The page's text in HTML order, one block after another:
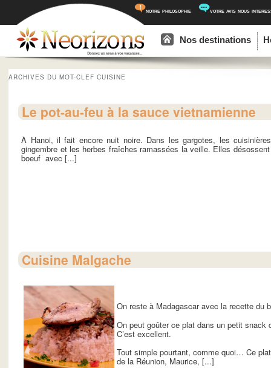
notre philosophie votre avis nous
Aller au contenu principal
Aller au contenu secondaire
Nos destinations
ARCHIVES DU MOT-CLEF CUISINE
Le pot-au-feu à la sauce vietnamienne
À Hanoi, il fait encore nuit noire. Dans les gargotes, les
gingembre et les herbes fraîches ramassées la veille. Elles
boeuf avec [...]
Cuisine Malgache
On reste à Madagascar avec la recette du
On peut goûter ce plat dans un petit snack
C’est excellent.
Tout simple pourtant, comme quoi… Ce
de la Réunion, Maurice, [...]